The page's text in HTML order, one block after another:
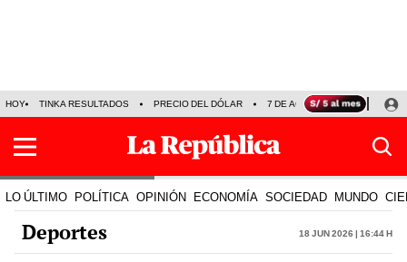
HOY TINKA RESULTADOS PRECIO DEL DÓLAR 7 DE AGOSTO OLLANTA
LO ÚLTIMO POLÍTICA OPINIÓN ECONOMÍA SOCIEDAD MUNDO
Deportes 18 Jun 2026 | 16:44 h